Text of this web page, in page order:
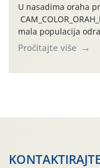
U nasadima oraha
mala populacija
(Rhagoletis
činjenicom da je
Pročitajte više